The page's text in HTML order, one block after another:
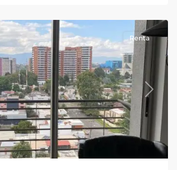
Next
Renta